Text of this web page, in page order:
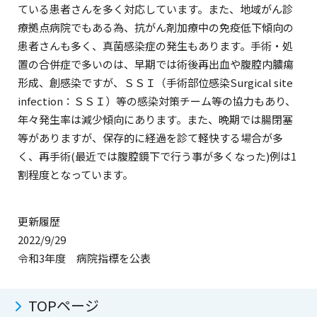
ている患者さんを多く対応しています。また、地域がん診
療拠点病院でもある為、抗がん剤加療中の免疫低下傾向の
患者さんも多く、真菌感染症の発生もあります。手術・処
置の合併症で多いのは、早期では術後再出血や腹腔内膿瘍
形成、創感染ですが、ＳＳＩ（手術部位感染Surgical site
infection：ＳＳＩ）等の感染対策チーム等の協力もあり、
年々発生率は減少傾向にあります。また、晩期では腸閉塞
等がありますが、保存的に経過を診て軽快する場合が多
く、再手術(最近では腹腔鏡下で行う事が多くなった)例は1
割程度となっています。
更新履歴
2022/9/29
令和3年度 病院指標を公表
TOPページ